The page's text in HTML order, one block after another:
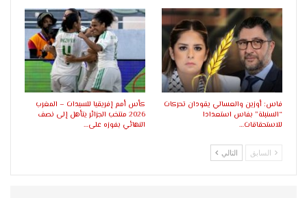
فاس: أوزين والعسالي يقودان تحركات
“السنبلة” بفاس استعدادا
للاستحقاقات…
كأس أمم إفريقيا للسيدات – المغرب
2026 منتخب الجزائر يتأهل إلى نصف
النهائي بفوزه على…
السابق التالي